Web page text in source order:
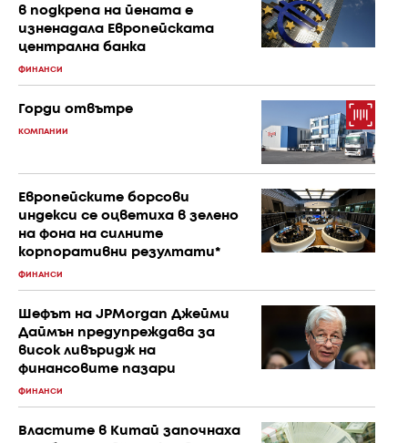
в подкрепа на йената е
изненадала Европейската
централна банка
ФИНАНСИ
Горди отвътре
КОМПАНИИ
Европейските борсови
индекси се оцветиха в зелено
на фона на силните
корпоративни резултати*
ФИНАНСИ
Шефът на JPMorgan Джейми
Даймън предупреждава за
висок ливъридж на
финансовите пазари
ФИНАНСИ
Властите в Китай започнаха